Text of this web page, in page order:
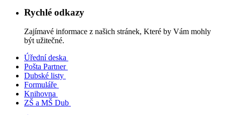
Rychlé odkazy
Zajímavé informace z našich stránek, Které by Vám mohly
být užitečné.
Úřední deska
Pošta Partner
Dubské listy
Formuláře
Knihovna
ZŠ a MŠ Dub